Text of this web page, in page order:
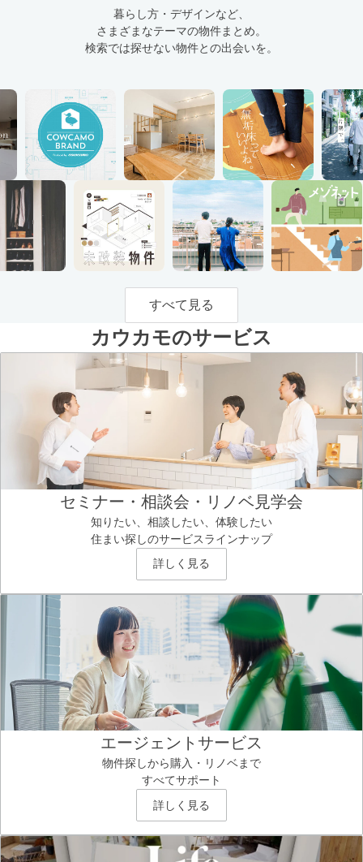
暮らし方・デザインなど、
さまざまなテーマの物件まとめ。
検索では探せない物件との出会いを。
すべて見る
カウカモのサービス
セミナー・相談会・リノベ見学会
知りたい、相談したい、体験したい
住まい探しのサービスラインナップ
詳しく見る
エージェントサービス
物件探しから購入・リノベまで
すべてサポート
詳しく見る